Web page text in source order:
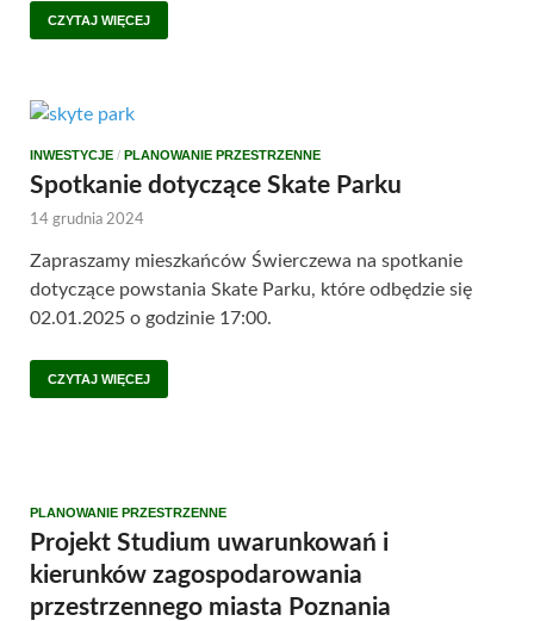
CZYTAJ WIĘCEJ
INWESTYCJE / PLANOWANIE PRZESTRZENNE
Spotkanie dotyczące Skate Parku
14 grudnia 2024
Zapraszamy mieszkańców Świerczewa na spotkanie
dotyczące powstania Skate Parku, które odbędzie się
02.01.2025 o godzinie 17:00.
CZYTAJ WIĘCEJ
PLANOWANIE PRZESTRZENNE
Projekt Studium uwarunkowań i
kierunków zagospodarowania
przestrzennego miasta Poznania